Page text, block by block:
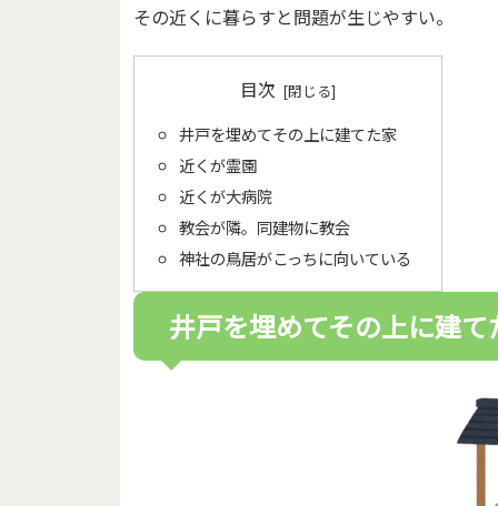
その近くに暮らすと問題が生じやすい。
目次
井戸を埋めてその上に建てた家
近くが霊園
近くが大病院
教会が隣。同建物に教会
神社の鳥居がこっちに向いている
井戸を埋めてその上に建て